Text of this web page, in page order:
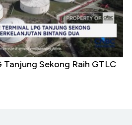
Tanjung Sekong Raih GTLC